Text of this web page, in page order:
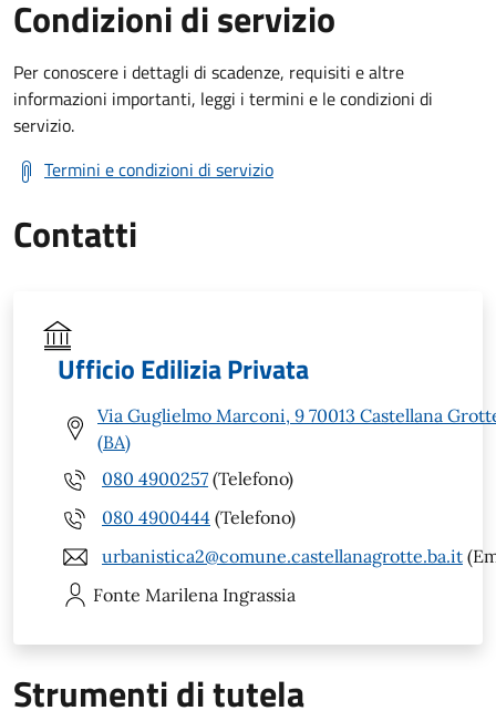
Condizioni di servizio
Per conoscere i dettagli di scadenze, requisiti e altre
informazioni importanti, leggi i termini e le condizioni di
servizio.
Termini e condizioni di servizio
Contatti
Ufficio Edilizia Privata
Via Guglielmo Marconi, 9 70013 Castellana
(BA)
080 4900257 (Telefono)
080 4900444 (Telefono)
urbanistica2@comune.castellanagrotte.ba.it
Fonte Marilena Ingrassia
Strumenti di tutela